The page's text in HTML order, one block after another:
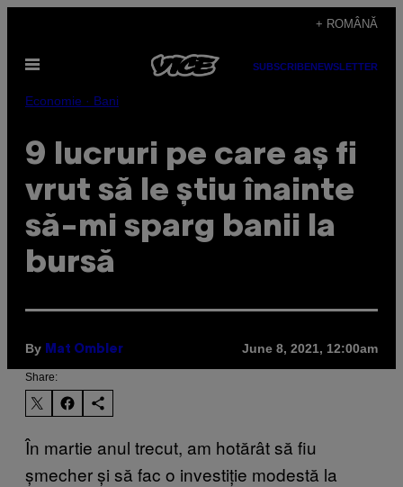
content
+ ROMÂNĂ
Open
SUBSCRIBENEWSLETTER
Economie · Bani
9 lucruri pe care aș fi
vrut să le știu înainte
să-mi sparg banii la
bursă
By Mat Ombler June 8, 2021, 12:00am
Share:
În martie anul trecut, am hotărât să fiu
șmecher și să fac o investiție modestă la